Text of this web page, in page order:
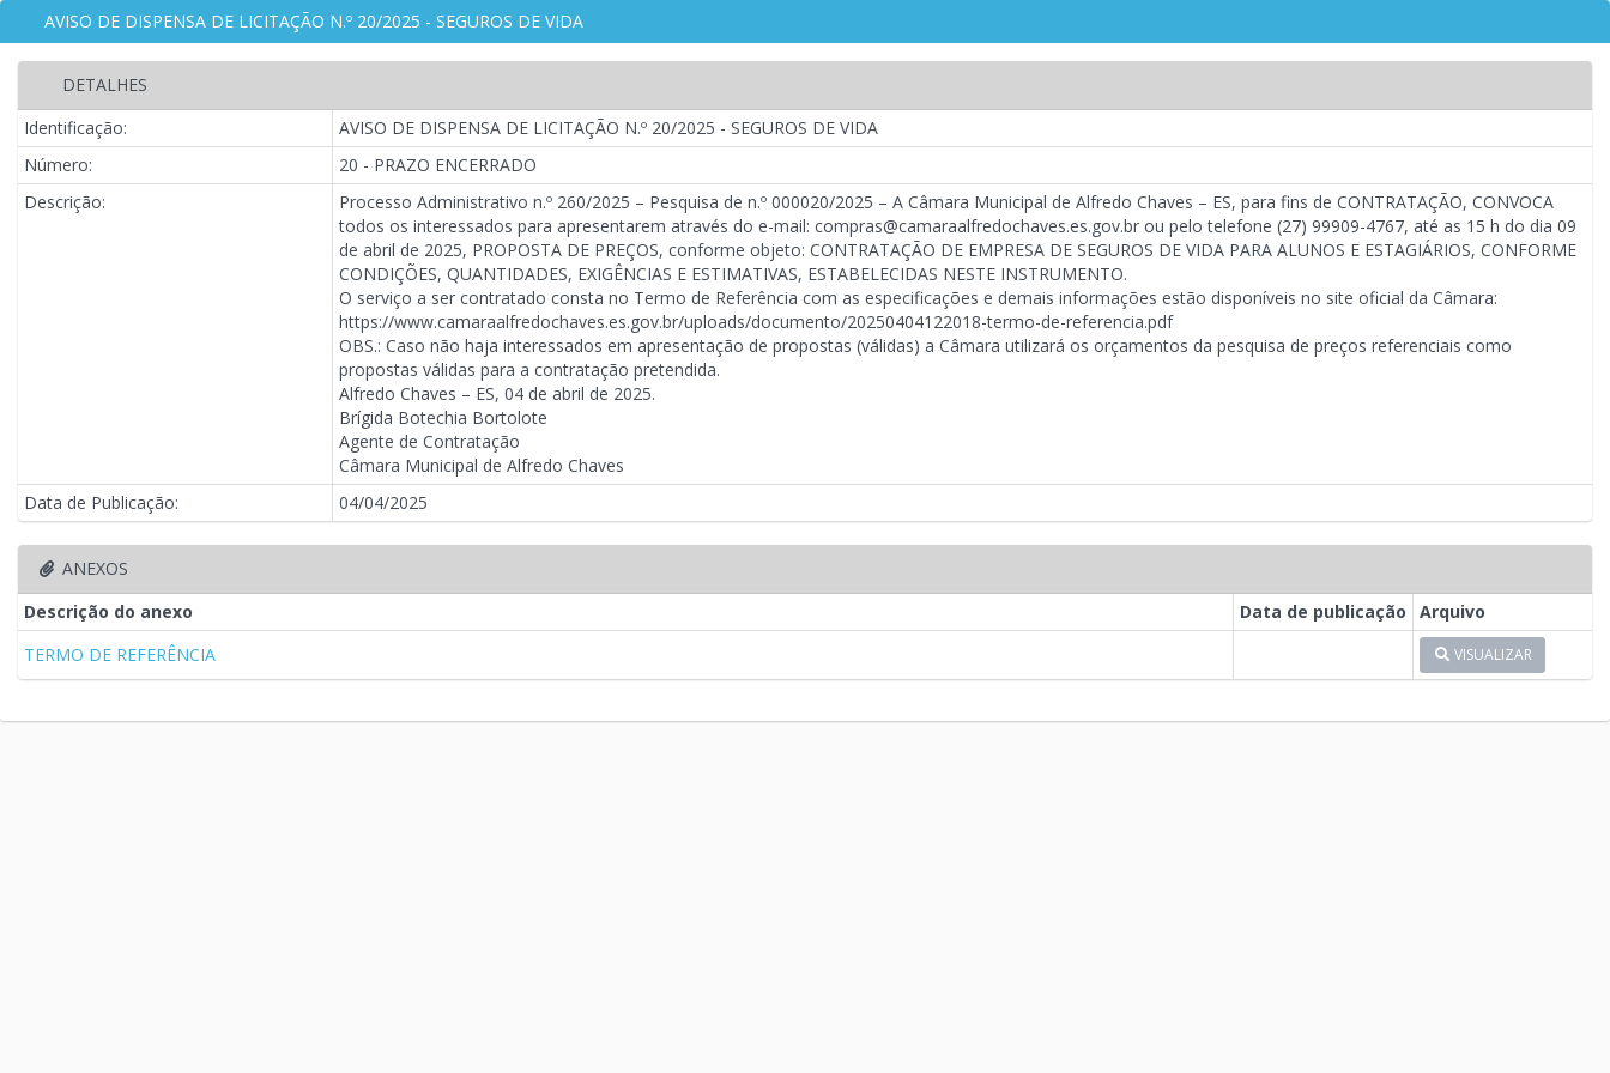
AVISO DE DISPENSA DE LICITAÇÃO N.º 20/2025 - SEGUROS DE VIDA
DETALHES
Identificação:
AVISO DE DISPENSA DE LICITAÇÃO N.º 20/2025 - SEGUROS DE VIDA
Número:
20 - PRAZO ENCERRADO
Descrição:
Processo Administrativo n.º 260/2025 – Pesquisa de n.º 000020/2025 – A Câmara Municipal de Alfredo Chaves – ES, para fins de CONTRATAÇÃO, CONVOCA
todos os interessados para apresentarem através do e-mail: compras@camaraalfredochaves.es.gov.br ou pelo telefone (27) 99909-4767, até as 15 h do dia 09
de abril de 2025, PROPOSTA DE PREÇOS, conforme objeto: CONTRATAÇÃO DE EMPRESA DE SEGUROS DE VIDA PARA ALUNOS E ESTAGIÁRIOS, CONFORME
CONDIÇÕES, QUANTIDADES, EXIGÊNCIAS E ESTIMATIVAS, ESTABELECIDAS NESTE INSTRUMENTO.
O serviço a ser contratado consta no Termo de Referência com as especificações e demais informações estão disponíveis no site oficial da Câmara:
https://www.camaraalfredochaves.es.gov.br/uploads/documento/20250404122018-termo-de-referencia.pdf
OBS.: Caso não haja interessados em apresentação de propostas (válidas) a Câmara utilizará os orçamentos da pesquisa de preços referenciais como
propostas válidas para a contratação pretendida.
Alfredo Chaves – ES, 04 de abril de 2025.
Brígida Botechia Bortolote
Agente de Contratação
Câmara Municipal de Alfredo Chaves
Data de Publicação:
04/04/2025
ANEXOS
Descrição do anexo
Data de publicação
Arquivo
TERMO DE REFERÊNCIA
VISUALIZAR